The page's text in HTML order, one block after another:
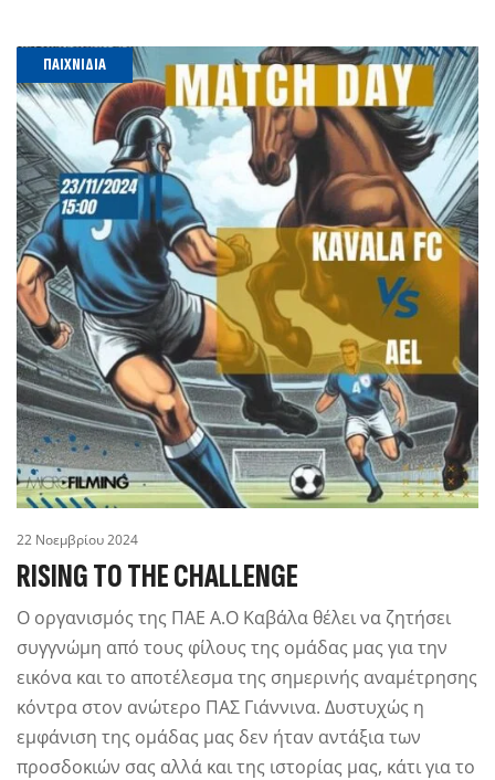
ΠΑΙΧΝΊΔΙΑ
22 Νοεμβρίου 2024
RISING TO THE CHALLENGE
Ο οργανισμός της ΠΑΕ Α.Ο Καβάλα θέλει να ζητήσει
συγγνώμη από τους φίλους της ομάδας μας για την
εικόνα και το αποτέλεσμα της σημερινής αναμέτρησης
κόντρα στον ανώτερο ΠΑΣ Γιάννινα. Δυστυχώς η
εμφάνιση της ομάδας μας δεν ήταν αντάξια των
προσδοκιών σας αλλά και της ιστορίας μας, κάτι για το